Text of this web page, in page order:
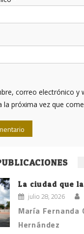
correo electrónico y
la próxima vez que
La ciudad que
julio 28, 2026
María Fernanda
Hernández